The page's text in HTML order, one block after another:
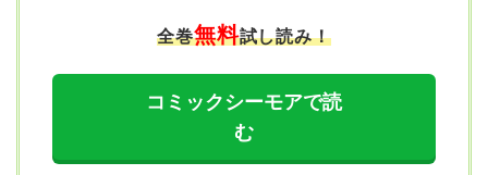
全巻無料試し読み！
コミックシーモアで読
む